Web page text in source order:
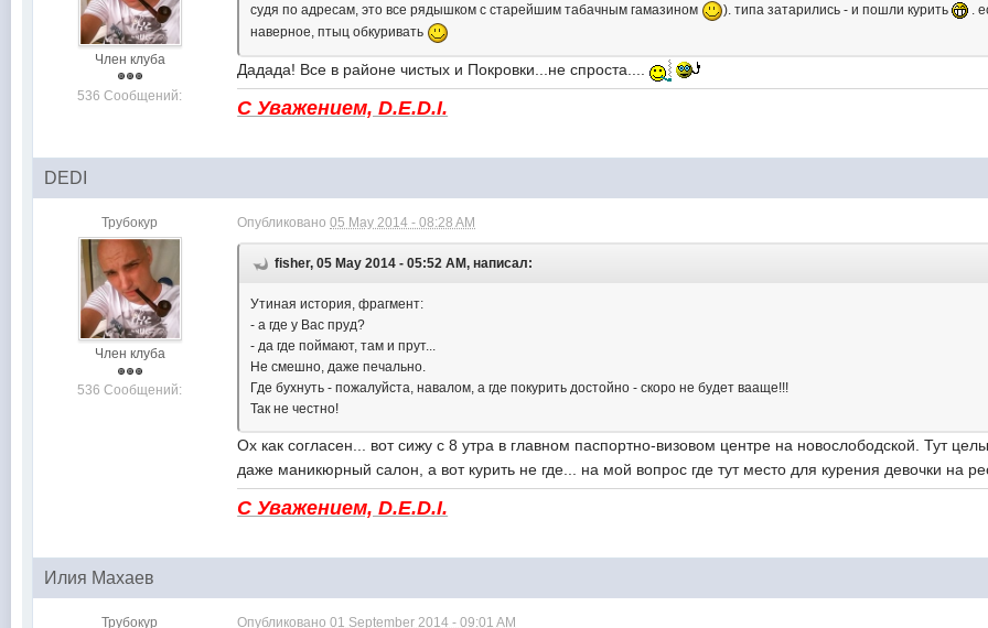
Член клуба
536 Сообщений:
судя по адресам, это все рядышком с старейшим табачным гамазином ). типа затарились - и пошли курить
.
наверное, птыц обкуривать
Дадада! Все в районе чистых и Покровки...не спроста....
С Уважением, D.E.D.I.
DEDI
Трубокур
Член клуба
536 Сообщений:
Опубликовано05 May 2014 - 08:28 AM
fisher, 05 May 2014 - 05:52 AM, написал:
Утиная история, фрагмент:
- а где у Вас пруд?
- да где поймают, там и прут...
Не смешно, даже печально.
Где бухнуть - пожалуйста, навалом, а где покурить достойно - скоро не будет вааще!!!
Так не честно!
Ох как согласен... вот сижу с 8 утра в главном паспортно-визовом центре на новослободской. Тут
даже маникюрный салон, а вот курить не где... на мой вопрос где тут место для курения девочки на
С Уважением, D.E.D.I.
Илия Махаев
Трубокур Опубликовано01 September 2014 - 09:01 AM